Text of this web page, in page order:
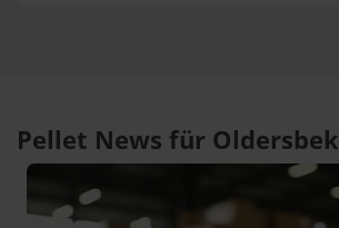
Pellet News für Oldersbek